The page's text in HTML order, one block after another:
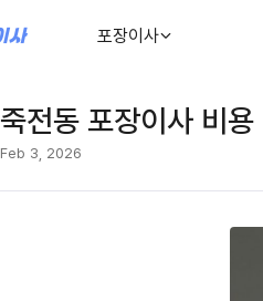
포장이사
죽전동 포장이사 비
Feb 3, 2026